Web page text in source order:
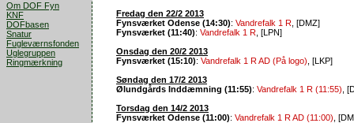
Om DOF Fyn
KNF
DOFbasen
Snatur
Fugleværnsfonden
Uglegruppen
Ringmærkning
Fredag den 22/2 2013
Fynsværket Odense (14:30): Vandrefalk 1 R , [DMZ]
Fynsværket (11:40): Vandrefalk 1 R , [LPN]
Onsdag den 20/2 2013
Fynsværket (15:10): Vandrefalk 1 R AD (På logo) , [LKP]
Søndag den 17/2 2013
Ølundgårds Inddæmning (11:55): Vandrefalk 1 R (11:55) ,
Torsdag den 14/2 2013
Fynsværket Odense (11:00): Vandrefalk 1 R AD (11:00) ,